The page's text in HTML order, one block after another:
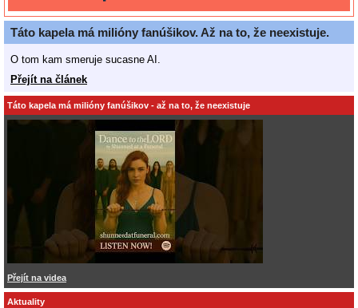
Táto kapela má milióny fanúšikov. Až na to, že neexistuje.
O tom kam smeruje sucasne AI.
Přejít na článek
Táto kapela má milióny fanúšikov - až na to, že neexistuje
Přejít na videa
Aktuality